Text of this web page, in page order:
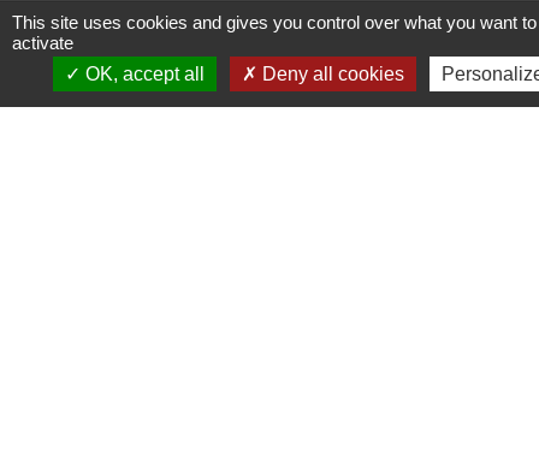
https://www.laregionvoustransporte.fr/contenus/
cremieu-lyon-par-meyzieu
This site uses cookies and gives you control over what you want to
activate
OK, accept all
Deny all cookies